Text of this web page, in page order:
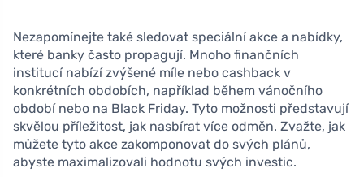
Nezapomínejte také sledovat speciální akce a nabídky,
které banky často propagují. Mnoho finančních
institucí nabízí zvýšené míle nebo cashback v
konkrétních obdobích, například během vánočního
období nebo na Black Friday. Tyto možnosti představují
skvělou příležitost, jak nasbírat více odměn. Zvažte, jak
můžete tyto akce zakomponovat do svých plánů,
abyste maximalizovali hodnotu svých investic.